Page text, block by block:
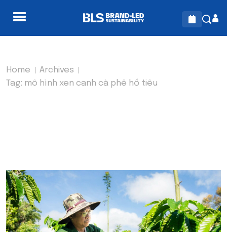
Home
Archives
Tag: mô hình xen canh cà phê hồ tiêu